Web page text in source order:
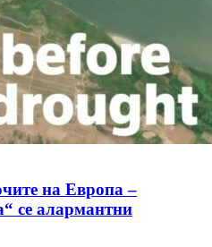
на Европа –
се алармантни